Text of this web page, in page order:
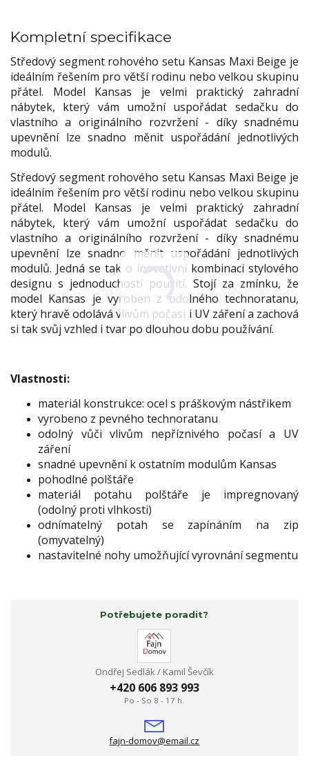
Kompletní specifikace
Středový segment rohového setu Kansas Maxi Beige je
ideálním řešením pro větší rodinu nebo velkou skupinu
přátel. Model Kansas je velmi praktický zahradní
nábytek, který vám umožní uspořádat sedačku do
vlastního a originálního rozvržení - díky snadnému
upevnění lze snadno měnit uspořádání jednotlivých
modulů.
Středový segment rohového setu Kansas Maxi Beige je
ideálním řešením pro větší rodinu nebo velkou skupinu
přátel. Model Kansas je velmi praktický zahradní
nábytek, který vám umožní uspořádat sedačku do
vlastního a originálního rozvržení - díky snadnému
upevnění lze snadno měnit uspořádání jednotlivých
modulů. Jedná se tak o inovativní kombinaci stylového
designu s jednoduchostí použití. Stojí za zmínku, že
model Kansas je vyroben z odolného technoratanu,
který hravě odolává vlivům počasí i UV záření a zachová
si tak svůj vzhled i tvar po dlouhou dobu používání.
Vlastnosti:
materiál konstrukce: ocel s práškovým nástřikem
vyrobeno z pevného technoratanu
odolný vůči vlivům nepříznivého počasí a UV
záření
snadné upevnění k ostatním modulům Kansas
pohodlné polštáře
materiál potahu polštáře je impregnovaný
(odolný proti vlhkosti)
odnímatelný potah se zapínáním na zip
(omyvatelný)
nastavitelné nohy umožňující vyrovnání segmentu
Potřebujete poradit?
Ondřej Sedlák / Kamil Ševčík
+420 606 893 993
Po - So 8 - 17 h.
fajn-domov@email.cz